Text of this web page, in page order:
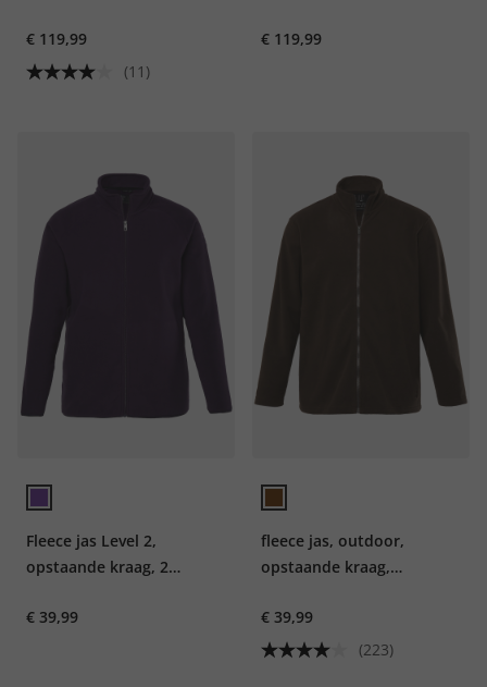
€ 119,99
(11)
€ 119,99
Fleece jas Level 2,
opstaande kraag, 2
€ 39,99
fleece jas, outdoor,
opstaande kraag,
€ 39,99
(223)